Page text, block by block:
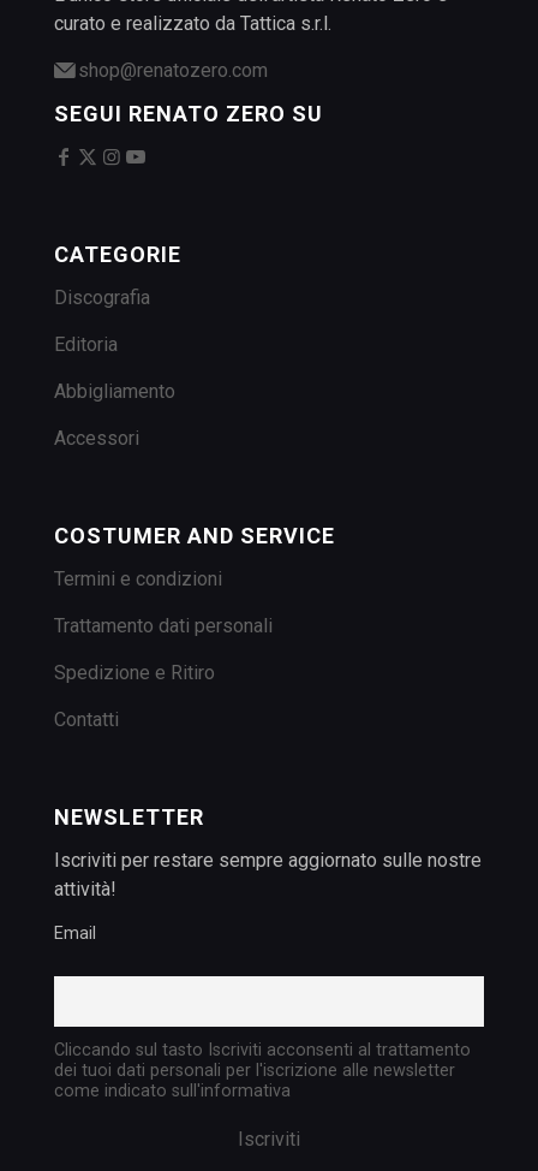
curato e realizzato da Tattica s.r.l.
shop@renatozero.com
SEGUI RENATO ZERO SU
CATEGORIE
Discografia
Editoria
Abbigliamento
Accessori
COSTUMER AND SERVICE
Termini e condizioni
Trattamento dati personali
Spedizione e Ritiro
Contatti
NEWSLETTER
Iscriviti per restare sempre aggiornato sulle nostre
attività!
Email
Cliccando sul tasto Iscriviti acconsenti al trattamento
dei tuoi dati personali per l'iscrizione alle newsletter
come indicato sull'informativa